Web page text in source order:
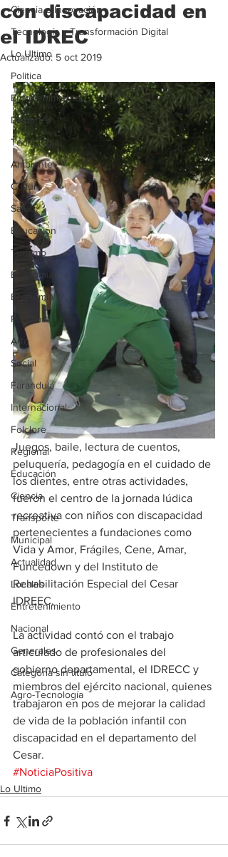
Ciencia e Innovación
Tecnología y Transformación Digital
Lo Ultimo
Politica
Entretenimiento
Deportes
Tecnologia
Ambiente
Cultura
Salud
Educación
Turismo
Economía
Economía
Política
Arte
Social
Farandula
Internacional
Folclore
Regional
Educación
Ciencia
Transporte
Municipal
Actualidad
Locales
Entretenimiento
Nacional
Generales
Categoría sin título
Agro-Tecnología
con discapacidad en
el IDREC
Actualizado: 5 oct 2019
Juegos, baile, lectura de cuentos,
peluquería, pedagogía en el cuidado de
los dientes, entre otras actividades,
fueron el centro de la jornada lúdica
recreativa con niños con discapacidad
pertenecientes a fundaciones como
Vida y Amor, Frágiles, Cene, Amar,
Funcedown y del Instituto de
Rehabilitación Especial del Cesar
IDREEC.
La actividad contó con el trabajo
articulado de profesionales del
gobierno departamental, el IDRECC y
miembros del ejército nacional, quienes
trabajaron en pos de mejorar la calidad
de vida de la población infantil con
discapacidad en el departamento del
Cesar.
#NoticiaPositiva
Lo Ultimo